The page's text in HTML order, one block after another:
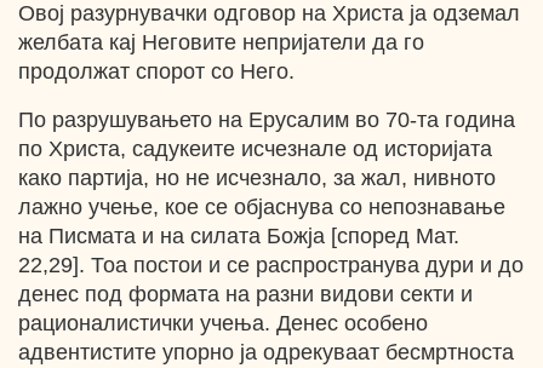
Овој разурнувачки одговор на Христа ја одземал
желбата кај Неговите непријатели да го
продолжат спорот со Него.
По разрушувањето на Ерусалим во 70-та година
по Христа, садукеите исчезнале од историјата
како партија, но не исчезнало, за жал, нивното
лажно учење, кое се објаснува со непознавање
на Писмата и на силата Божја [според Мат.
22,29]. Тоа постои и се распространува дури и до
денес под формата на разни видови секти и
рационалистички учења. Денес особено
адвентистите упорно ја одрекуваат бесмртноста